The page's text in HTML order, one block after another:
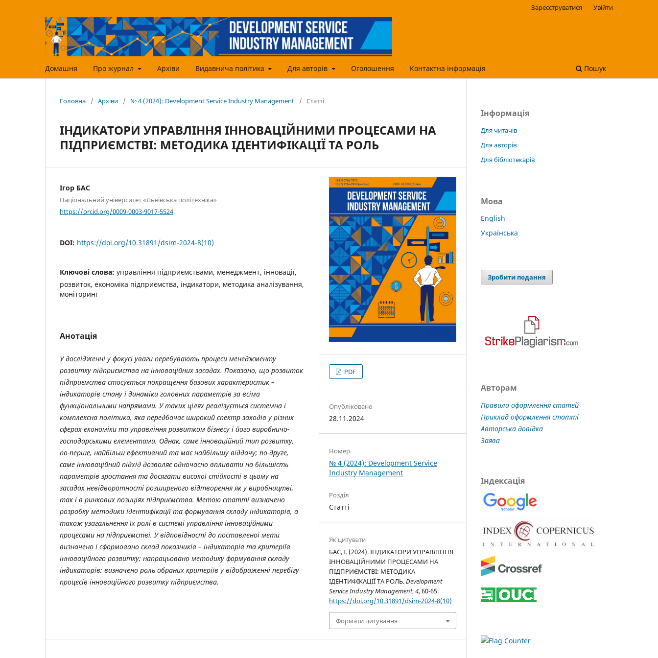
Домашня Про журнал Архіви Видавнича політика Для авторів Оголошення Контактна інформація Пошук
Зареєструватися Увійти
Головна / Архіви / № 4 (2024): Development Service Industry Management / Статті
ІНДИКАТОРИ УПРАВЛІННЯ ІННОВАЦІЙНИМИ ПРОЦЕСАМИ НА
ПІДПРИЄМСТВІ: МЕТОДИКА ІДЕНТИФІКАЦІЇ ТА РОЛЬ
Ігор БАС
Національний університет «Львівська політехніка»
https://orcid.org/0009-0003-9017-5524
DOI: https://doi.org/10.31891/dsim-2024-8(10)
Ключові слова: управління підприємствами, менеджмент, інновації,
розвиток, економіка підприємства, індикатори, методика аналізування,
моніторинг
Анотація
У дослідженні у фокусі уваги перебувають процеси менеджменту
розвитку підприємства на інноваційних засадах. Показано, що розвиток
підприємства стосується покращення базових характеристик –
індикаторів стану і динаміки головних параметрів за всіма
функціональними напрямами. У таких цілях реалізується системна і
комплексна політика, яка передбачає широкий спектр заходів у різних
сферах економіки та управління розвитком бізнесу і його виробничо-
господарськими елементами. Однак, саме інноваційний тип розвитку,
по-перше, найбільш ефективний та має найбільшу віддачу; по-друге,
саме інноваційний підхід дозволяє одночасно впливати на більшість
параметрів зростання та досягати високої стійкості в цьому на
засадах невідворотності розширеного відтворення як у виробництві,
так і в ринкових позиціях підприємства. Метою статті визначено
розробку методики ідентифікації та формування складу індикаторів, а
також узагальнення їх ролі в системі управління інноваційними
процесами на підприємстві. У відповідності до поставленої мети
визначено і сформовано склад показників – індикаторів та критеріїв
інноваційного розвитку; напрацьовано методику формування складу
індикаторів; визначено роль обраних критеріїв у відображенні перебігу
процесів інноваційного розвитку підприємства.
PDF
Опубліковано
28.11.2024
Номер
№ 4 (2024): Development Service
Industry Management
Розділ
Статті
Як цитувати
БАС, І. (2024). ІНДИКАТОРИ УПРАВЛІННЯ
ІННОВАЦІЙНИМИ ПРОЦЕСАМИ НА
ПІДПРИЄМСТВІ: МЕТОДИКА
ІДЕНТИФІКАЦІЇ ТА РОЛЬ.Development
Service Industry Management,4, 60-65.
https://doi.org/10.31891/dsim-2024-8(10)
Формати цитування
Інформація
Для читачів
Для авторів
Для бібліотекарів
Мова
English
Українська
Зробити подання
Авторам
Правила оформлення статей
Приклад оформлення статті
Авторська довідка
Заява
Індексація